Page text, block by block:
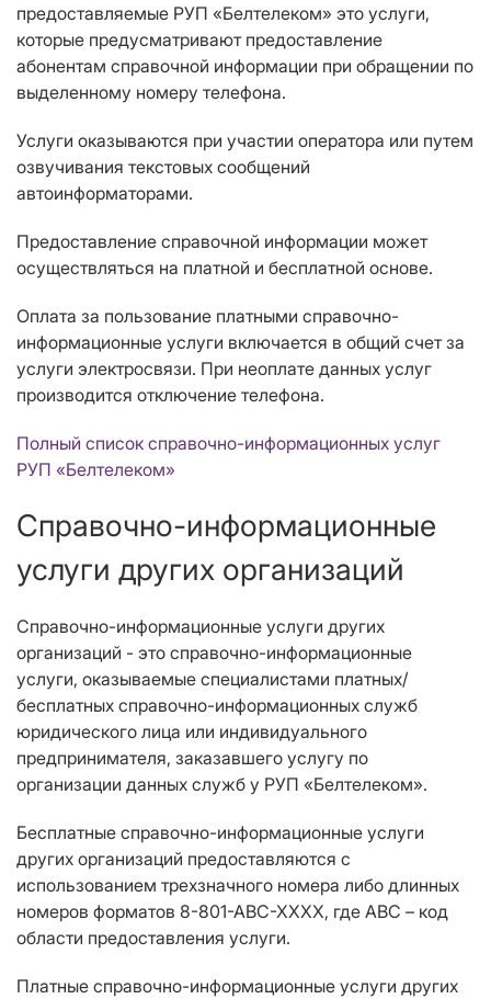
предоставляемые РУП «Белтелеком» это услуги,
которые предусматривают предоставление
абонентам справочной информации при обращении по
выделенному номеру телефона.
Услуги оказываются при участии оператора или путем
озвучивания текстовых сообщений
автоинформаторами.
Предоставление справочной информации может
осуществляться на платной и бесплатной основе.
Оплата за пользование платными справочно-
информационные услуги включается в общий счет за
услуги электросвязи. При неоплате данных услуг
производится отключение телефона.
Полный список справочно-информационных услуг
РУП «Белтелеком»
Справочно-информационные
услуги других организаций
Справочно-информационные услуги других
организаций - это справочно-информационные
услуги, оказываемые специалистами платных/
бесплатных справочно-информационных служб
юридического лица или индивидуального
предпринимателя, заказавшего услугу по
организации данных служб у РУП «Белтелеком».
Бесплатные справочно-информационные услуги
других организаций предоставляются с
использованием трехзначного номера либо длинных
номеров форматов 8-801-АВС-ХХХХ, где АВС – код
области предоставления услуги.
Платные справочно-информационные услуги других